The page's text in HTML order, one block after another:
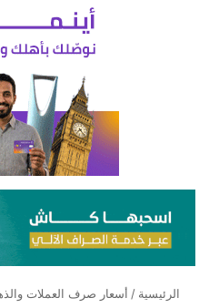
الرئيسية / أسعار صرف العملات